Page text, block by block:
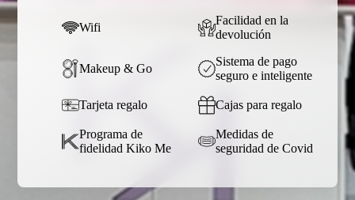
Wifi
Facilidad en la
devolución
Makeup & Go
Sistema de pago
seguro e inteligente
Tarjeta regalo Cajas para regalo
Programa de
fidelidad Kiko Me
Medidas de
seguridad de Covid